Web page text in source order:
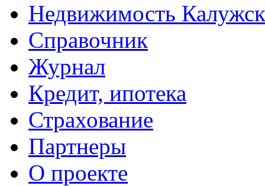
Недвижимость
Справочник
Журнал
Кредит, ипотека
Страхование
Партнеры
O проекте